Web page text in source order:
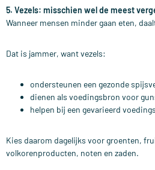
5. Vezels: misschien wel de meest
Wanneer mensen minder gaan eten,
Dat is jammer, want vezels:
ondersteunen een gezonde
dienen als voedingsbron voor
helpen bij een gevarieerd
Kies daarom dagelijks voor groenten,
volkorenproducten, noten en zaden.